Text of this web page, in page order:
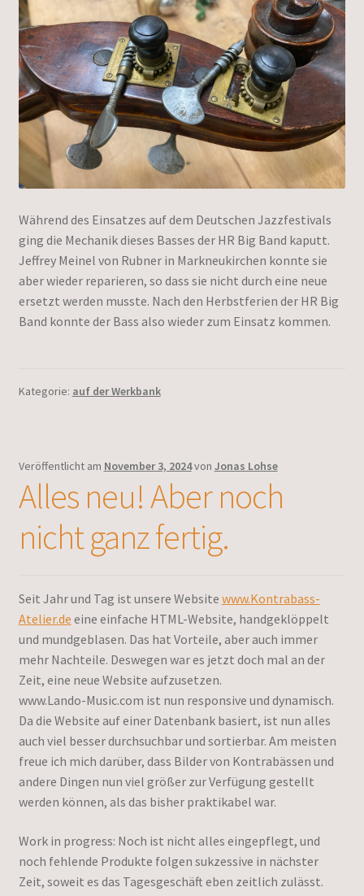
Während des Einsatzes auf dem Deutschen Jazzfestivals
ging die Mechanik dieses Basses der HR Big Band kaputt.
Jeffrey Meinel von Rubner in Markneukirchen konnte sie
aber wieder reparieren, so dass sie nicht durch eine neue
ersetzt werden musste. Nach den Herbstferien der HR Big
Band konnte der Bass also wieder zum Einsatz kommen.
Kategorie: auf der Werkbank
Veröffentlicht am November 3, 2024von Jonas Lohse
Alles neu! Aber noch
nicht ganz fertig.
Seit Jahr und Tag ist unsere Website www.Kontrabass-
Atelier.de eine einfache HTML-Website, handgeklöppelt
und mundgeblasen. Das hat Vorteile, aber auch immer
mehr Nachteile. Deswegen war es jetzt doch mal an der
Zeit, eine neue Website aufzusetzen.
www.Lando-Music.com ist nun responsive und dynamisch.
Da die Website auf einer Datenbank basiert, ist nun alles
auch viel besser durchsuchbar und sortierbar. Am meisten
freue ich mich darüber, dass Bilder von Kontrabässen und
andere Dingen nun viel größer zur Verfügung gestellt
werden können, als das bisher praktikabel war.
Work in progress: Noch ist nicht alles eingepflegt, und
noch fehlende Produkte folgen sukzessive in nächster
Zeit, soweit es das Tagesgeschäft eben zeitlich zulässt.